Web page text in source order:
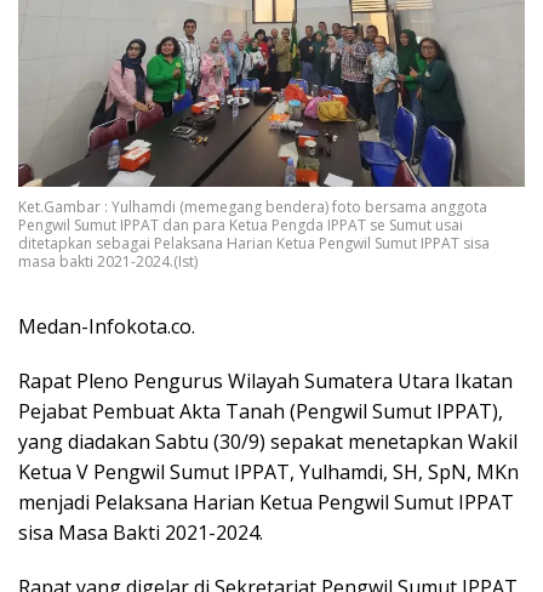
Ket.Gambar : Yulhamdi (memegang bendera) foto bersama anggota
Pengwil Sumut IPPAT dan para Ketua Pengda IPPAT se Sumut usai
ditetapkan sebagai Pelaksana Harian Ketua Pengwil Sumut IPPAT sisa
masa bakti 2021-2024.(Ist)
Medan-Infokota.co.
Rapat Pleno Pengurus Wilayah Sumatera Utara Ikatan
Pejabat Pembuat Akta Tanah (Pengwil Sumut IPPAT),
yang diadakan Sabtu (30/9) sepakat menetapkan Wakil
Ketua V Pengwil Sumut IPPAT, Yulhamdi, SH, SpN, MKn
menjadi Pelaksana Harian Ketua Pengwil Sumut IPPAT
sisa Masa Bakti 2021-2024.